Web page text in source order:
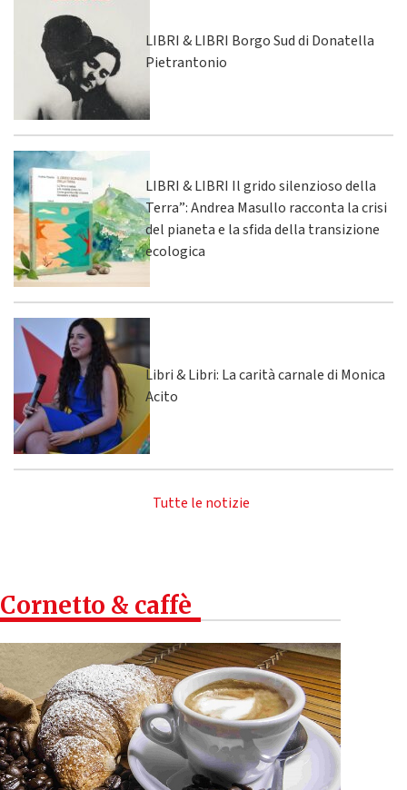
LIBRI & LIBRI Borgo Sud di Donatella
Pietrantonio
LIBRI & LIBRI Il grido silenzioso della
Terra”: Andrea Masullo racconta la crisi
del pianeta e la sfida della transizione
ecologica
Libri & Libri: La carità carnale di Monica
Acito
Tutte le notizie
Cornetto & caffè